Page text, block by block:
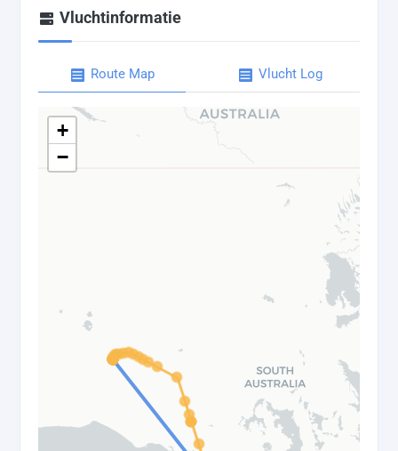
Vluchtinformatie
Route Map Vlucht Log
+
−